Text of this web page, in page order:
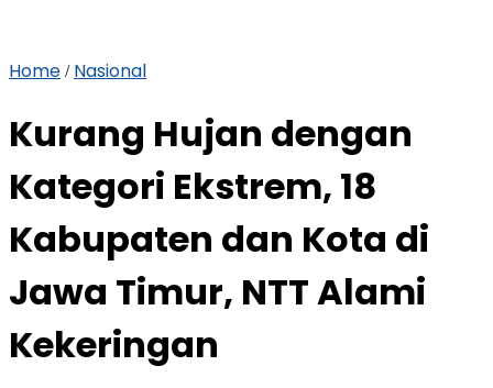
Home / Nasional
Kurang Hujan dengan
Kategori Ekstrem, 18
Kabupaten dan Kota di
Jawa Timur, NTT Alami
Kekeringan